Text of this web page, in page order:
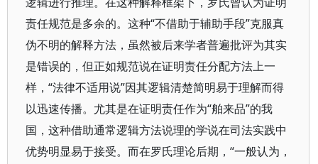
责任规范是多余的。这种“不借助于辅助手段”克服真
伪不明的解释方法，虽然被后来学者普遍批评为其实
是错误的，但正如规范说在证明责任分配方法上一
样，“法律不适用说”因其逻辑清楚简明易于理解而得
以迅速传播。尤其是在证明责任作为“舶来品”的我
国，这种借助通常逻辑方法说理的学说在司法实践中
优势明显易于接受。而在罗氏理论后期，“一般认为，